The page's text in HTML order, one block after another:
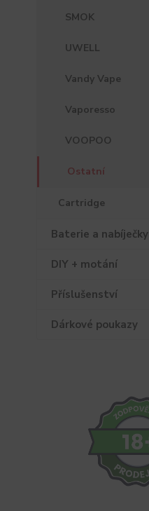
SMOK
UWELL
Vandy Vape
Vaporesso
VOOPOO
Ostatní
Cartridge
Baterie a nabíječky
DIY + motání
Příslušenství
Dárkové poukazy